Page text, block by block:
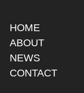
TOPS
L / S SHIRT
S / S SHIRT
HAWAIIAN SHIRT
HOME
ABOUT
NEWS
CONTACT